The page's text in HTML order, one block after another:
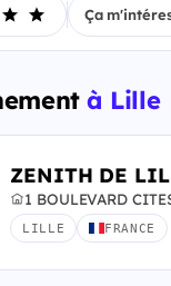
Ça
à Lille
ZENITH DE
1 BOULEVARD
LILLE FRANCE